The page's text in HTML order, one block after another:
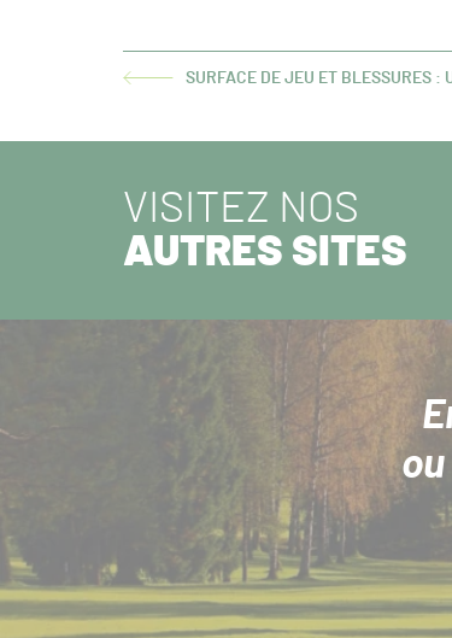
ARTICLESURFACE DE JEU ET BLESSURES :
VISITEZ NOS
AUTRES SITES